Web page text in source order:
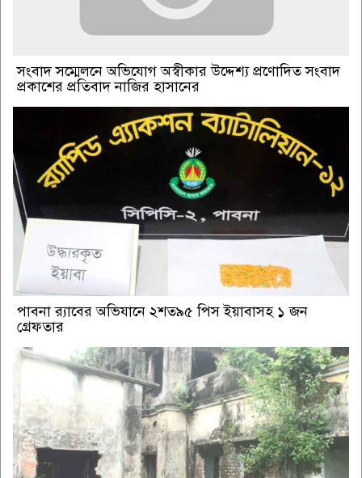
সংবাদ সম্মেলনে অভিযোগ অস্বীকার উদ্দেশ্য প্রণোদিত সংবাদ
প্রকাশের প্রতিবাদ নাজির হাসানের
পাবনা র‌্যাবের অভিযানে ২শত৯৫ পিস ইয়াবাসহ ১ জন
গ্রেফতার